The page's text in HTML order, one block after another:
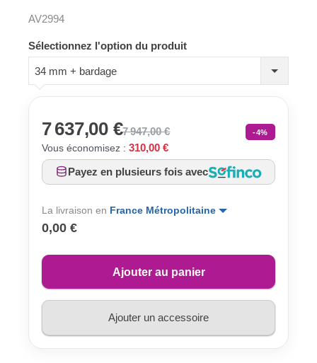
AV2994
Sélectionnez l'option du produit
34 mm + bardage
7 637,00 €7 947,00 € -4%
Vous économisez : 310,00 €
Payez en plusieurs fois avec
La livraison en France Métropolitaine
0,00 €
Ajouter au panier
Ajouter un accessoire